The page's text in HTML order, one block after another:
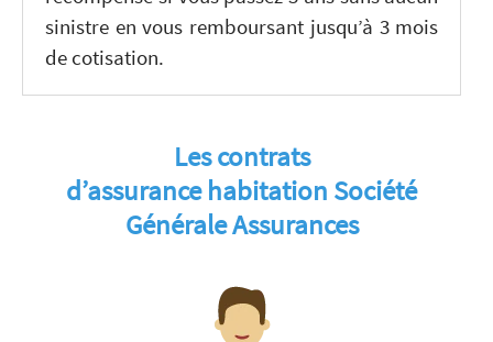
sinistre en vous remboursant jusqu’à 3 mois
de cotisation.
Les contrats
d’assurance habitation Société
Générale Assurances